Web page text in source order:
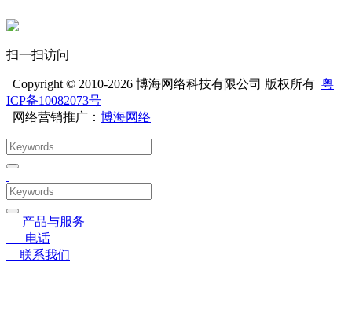
扫一扫访问
Copyright © 2010-2026 博海网络科技有限公司 版权所有 粤
ICP备10082073号
网络营销推广： 博海网络
产品与服务
电话
联系我们